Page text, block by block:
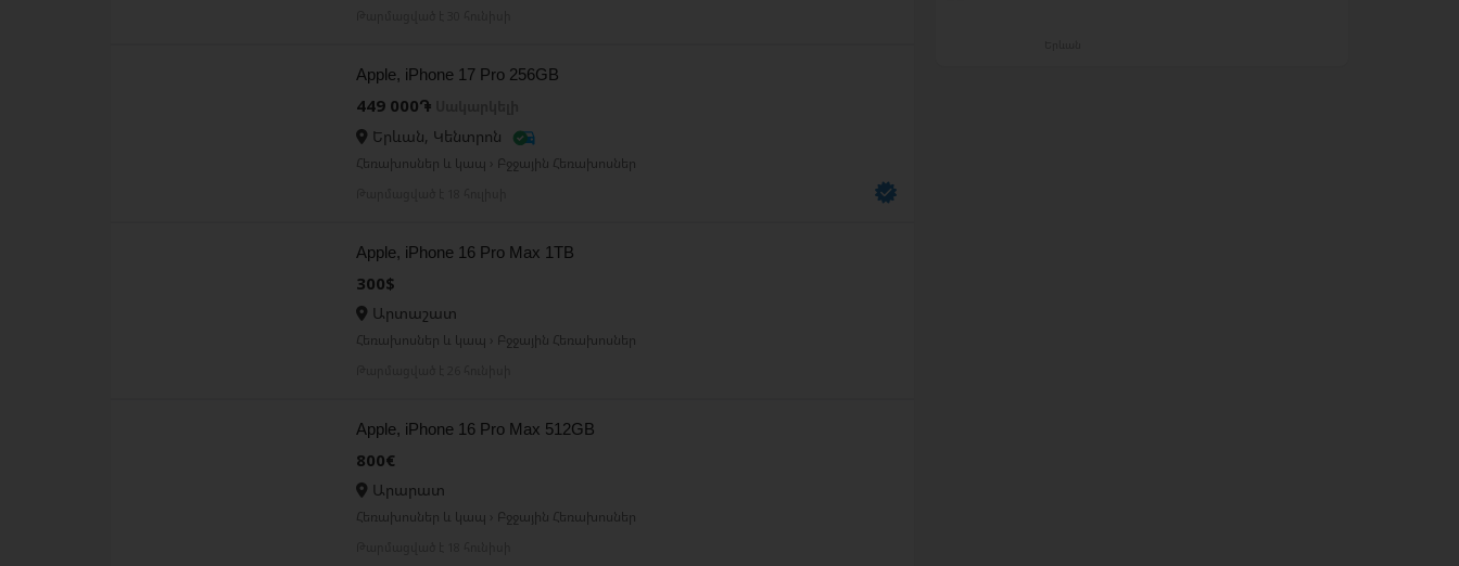
Apple, iPhone 17 Pro 256GB
449 000֏
Երևան, Կենտրոն
Հեռախոսներ և կապ › Բջջային Հեռախոսներ
Apple, iPhone 16 Pro Max 1TB
300$
Արտաշատ
Հեռախոսներ և կապ › Բջջային Հեռախոսներ
Apple, iPhone 16 Pro Max 512GB
800€
Արարատ
Հեռախոսներ և կապ › Բջջային Հեռախոսներ